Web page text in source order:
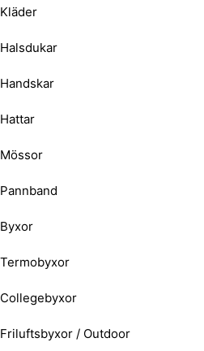
Kläder
Halsdukar
Handskar
Hattar
Mössor
Pannband
Byxor
Termobyxor
Collegebyxor
Friluftsbyxor / Outdoor